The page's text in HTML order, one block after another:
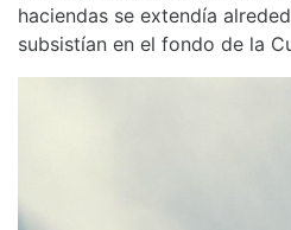
haciendas se extendía
subsistían en el fondo de la